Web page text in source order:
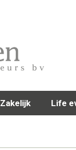
Zakelijk Life